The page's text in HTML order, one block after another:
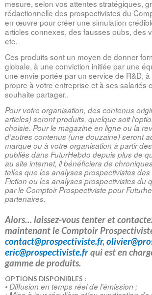
mesure, selon vos attentes stratégiques,
rédactionnelle des prospectivistes du
en œuvre pour créer une simulation
articles connexes, des fausses pubs, des
etc.
Ces produits sont un moyen de donner
globale, à une conviction initiée par une
une envie portée par un service de R&D,
propre à votre entreprise et à ses salariés
souhaite partager..
Pour votre organisation, des contenus
articles) seront produits, quelque soit
choisie. Pour le magazine en ligne ou la
d’autres contenus (une douzaine) seront
marque ou à votre organisation à partir
publiés dans FuturHebdo depuis plus de
au site internet, il bénéficiera de
telles que les analyses prospectivistes
Fiction ou les analyses prospectivistes du
par le Comptoir Prospectiviste pour
partenaires.
Alors… laissez-vous tenter et
maintenant le Comptoir
contact@prospectiviste.fr,
eric@prospectiviste.frqui est en
gamme de produits.
OPTIONS DISPONIBLES :
• Diffusion en temps réel de l’émission ;